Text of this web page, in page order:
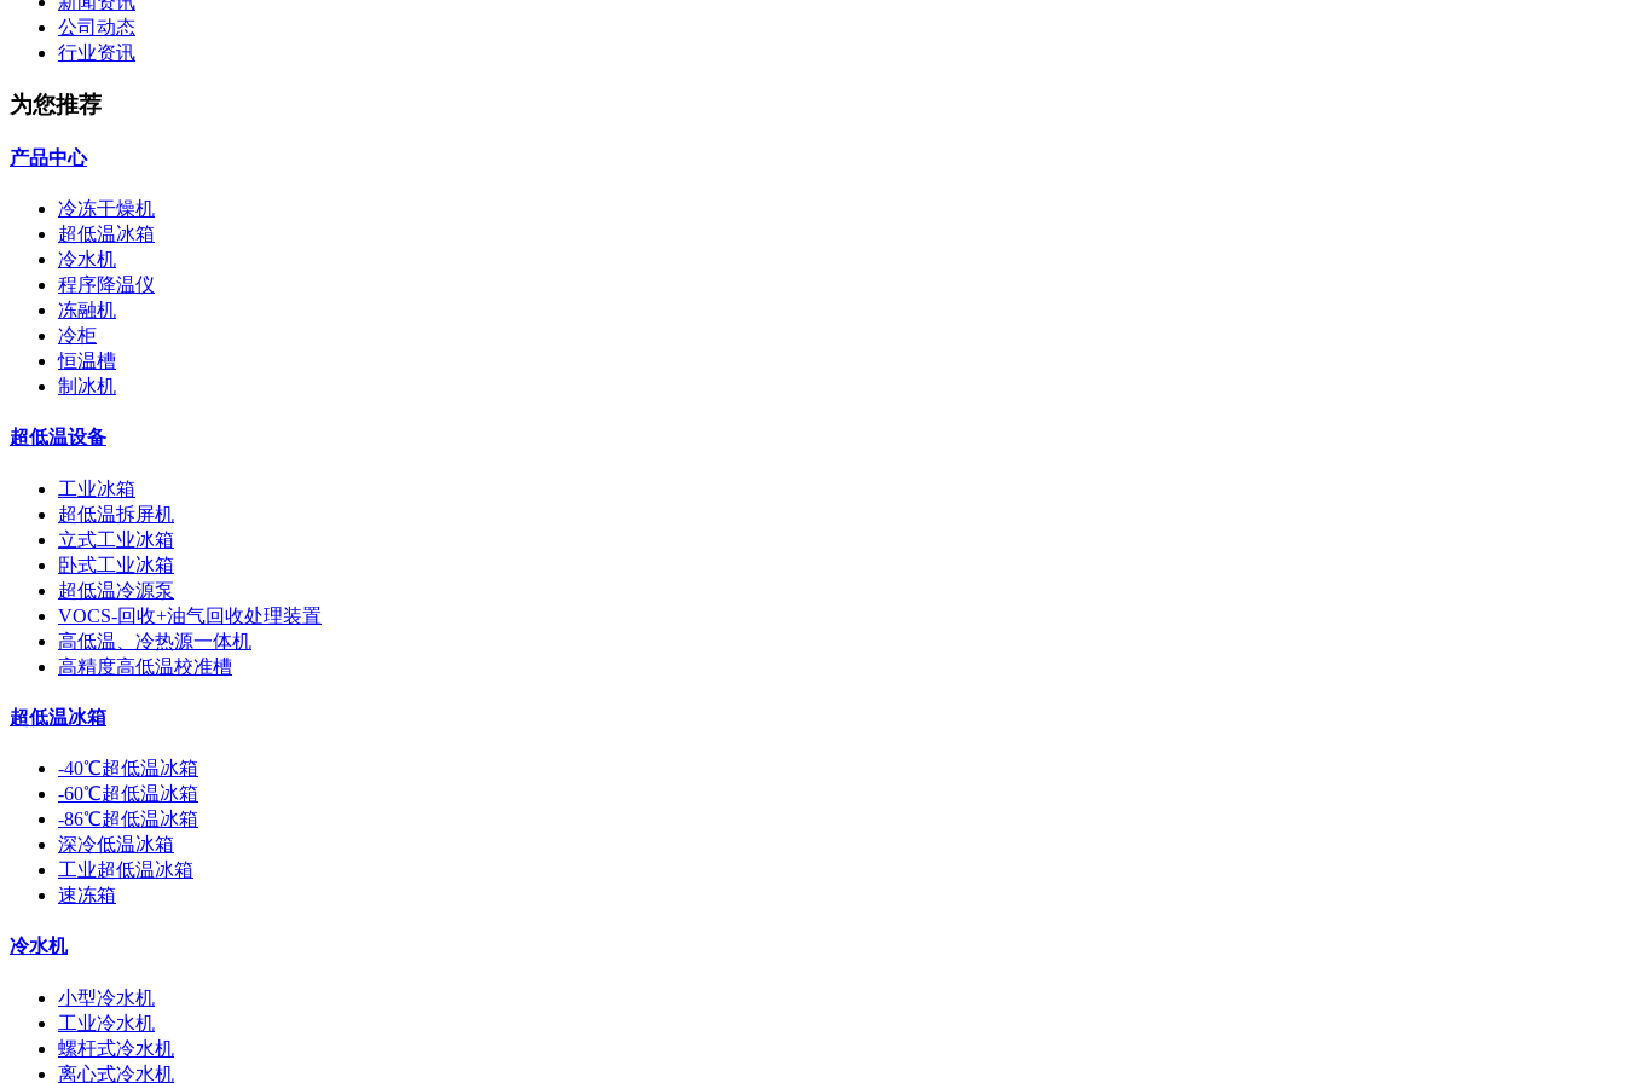
公司动态
行业资讯
为您推荐
产品中心
冷冻干燥机
超低温冰箱
冷水机
程序降温仪
冻融机
冷柜
恒温槽
制冰机
超低温设备
工业冰箱
超低温拆屏机
立式工业冰箱
卧式工业冰箱
超低温冷源泵
VOCS-回收+油气回收处理装置
高低温、冷热源一体机
高精度高低温校准槽
超低温冰箱
-40℃超低温冰箱
-60℃超低温冰箱
-86℃超低温冰箱
深冷低温冰箱
工业超低温冰箱
速冻箱
冷水机
小型冷水机
工业冷水机
螺杆式冷水机
离心式冷水机